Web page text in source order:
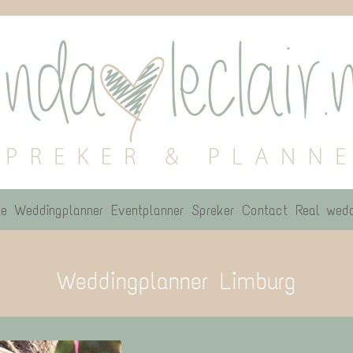
Weddingplanner Eventplanner Spreker Contact Real
Weddingplanner Limburg